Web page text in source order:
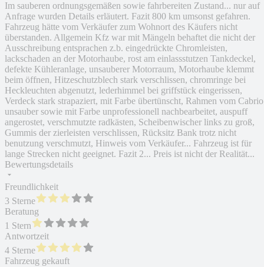
Im sauberen ordnungsgemäßen sowie fahrbereiten Zustand... nur auf
Anfrage wurden Details erläutert. Fazit 800 km umsonst gefahren.
Fahrzeug hätte vom Verkäufer zum Wohnort des Käufers nicht
überstanden. Allgemein Kfz war mit Mängeln behaftet die nicht der
Ausschreibung entsprachen z.b. eingedrückte Chromleisten,
lackschaden an der Motorhaube, rost am einlassstutzen Tankdeckel,
defekte Kühleranlage, unsauberer Motorraum, Motorhaube klemmt
beim öffnen, Hitzeschutzblech stark verschlissen, chromringe bei
Heckleuchten abgenutzt, lederhimmel bei griffstück eingerissen,
Verdeck stark strapaziert, mit Farbe übertünscht, Rahmen vom Cabrio
unsauber sowie mit Farbe unprofessionell nachbearbeitet, auspuff
angerostet, verschmutzte radkästen, Scheibenwischer links zu groß,
Gummis der zierleisten verschlissen, Rücksitz Bank trotz nicht
benutzung verschmutzt, Hinweis vom Verkäufer... Fahrzeug ist für
lange Strecken nicht geeignet. Fazit 2... Preis ist nicht der Realität...
Bewertungsdetails
Freundlichkeit
3 Sterne
Beratung
1 Stern
Antwortzeit
4 Sterne
Fahrzeug gekauft